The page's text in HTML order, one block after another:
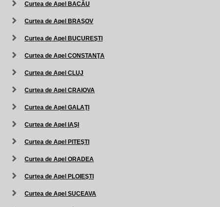
Curtea de Apel BACĂU
Curtea de Apel BRAŞOV
Curtea de Apel BUCUREŞTI
Curtea de Apel CONSTANŢA
Curtea de Apel CLUJ
Curtea de Apel CRAIOVA
Curtea de Apel GALAŢI
Curtea de Apel IAŞI
Curtea de Apel PITEŞTI
Curtea de Apel ORADEA
Curtea de Apel PLOIEŞTI
Curtea de Apel SUCEAVA